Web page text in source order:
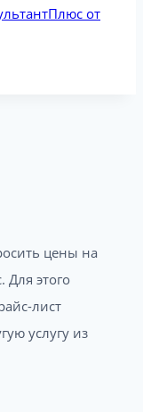
от
цены на
этого
лист
услугу из